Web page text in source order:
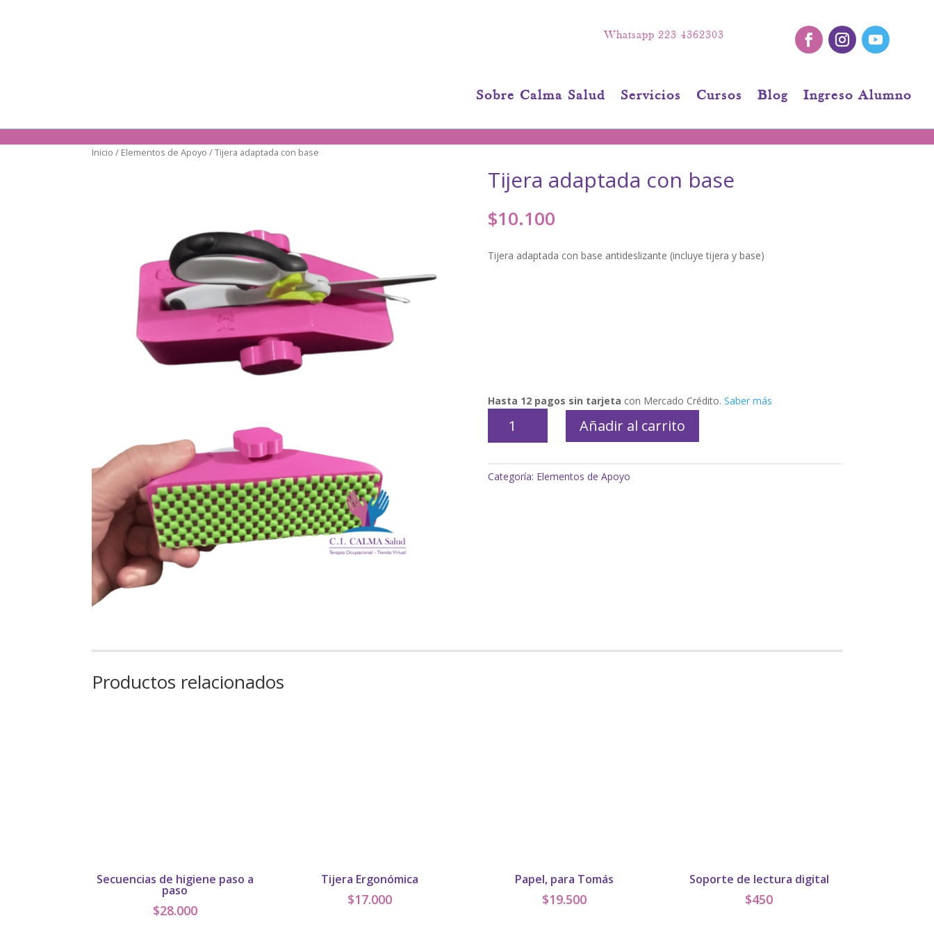
Whatsapp 223 4362303
Sobre Calma Salud Servicios Cursos Blog Ingreso Alumno
Inicio / Elementos de Apoyo / Tijera adaptada con base
Tijera adaptada con base
$10.100
Tijera adaptada con base antideslizante (incluye tijera y base)
Hasta 12 pagos sin tarjeta con Mercado Crédito. Saber más
adaptada
base
cantidad
Añadir al carrito
Categoría: Elementos de Apoyo
Productos relacionados
Secuencias de higiene paso a
paso
$28.000
Tijera Ergonómica
$17.000
Papel, para Tomás
$19.500
Soporte de lectura digital
$450